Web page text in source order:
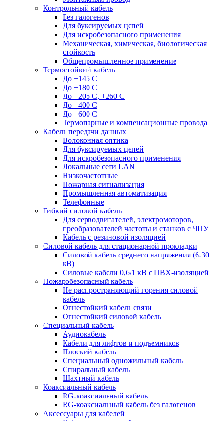
Контрольный кабель
Без галогенов
Для буксируемых цепей
Для искробезопасного применения
Механическая, химическая, биологическая
стойкость
Общепромышленное применение
Термостойкий кабель
До +145 С
До +180 C
До +205 С, +260 С
До +400 C
До +600 С
Термопарные и компенсационные провода
Кабель передачи данных
Волоконная оптика
Для буксируемых цепей
Для искробезопасного применения
Локальные сети LAN
Низкочастотные
Пожарная сигнализация
Промышленная автоматизация
Телефонные
Гибкий силовой кабель
Для серводвигателей, электромоторов,
преобразователей частоты и станков с ЧПУ
Кабель с резиновой изоляцией
Силовой кабель для стационарной прокладки
Силовой кабель среднего напряжения (6-30
кВ)
Силовые кабели 0,6/1 кВ с ПВХ-изоляцией
Пожаробезопасный кабель
Не распространяющий горения силовой
кабель
Огнестойкий кабель связи
Огнестойкий силовой кабель
Специальный кабель
Аудиокабель
Кабели для лифтов и подъемников
Плоский кабель
Специальный одножильный кабель
Спиральный кабель
Шахтный кабель
Коаксиальный кабель
RG-коаксиальный кабель
RG-коаксиальный кабель без галогенов
Аксессуары для кабелей